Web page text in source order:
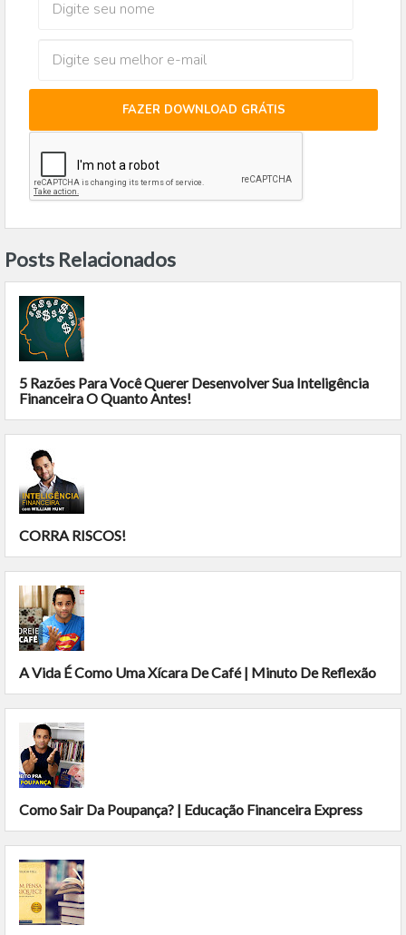
FAZER DOWNLOAD GRÁTIS
Posts Relacionados
5 Razões Para Você Querer Desenvolver Sua Inteligência
Financeira O Quanto Antes!
CORRA RISCOS!
A Vida É Como Uma Xícara De Café | Minuto De Reflexão
Como Sair Da Poupança? | Educação Financeira Express